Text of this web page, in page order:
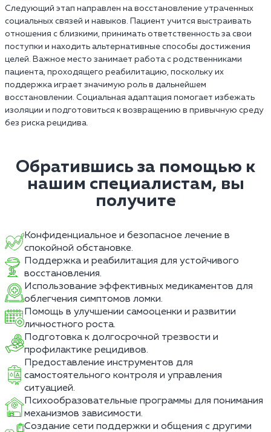
Следующий этап направлен на восстановление утраченных
социальных связей и навыков. Пациент учится выстраивать
отношения с близкими, принимать ответственность за свои
поступки и находить альтернативные способы достижения
целей. Важное место занимает работа с родственниками
пациента, проходящего реабилитацию, поскольку их
поддержка играет значимую роль в дальнейшем
восстановлении. Социальная адаптация помогает избежать
изоляции и подготовиться к возвращению в привычную среду
без риска рецидива.
Обратившись за помощью к
нашим специалистам, вы
получите
Конфиденциальное и безопасное лечение в
спокойной обстановке.
Поддержка и реабилитация для устойчивого
восстановления.
Использование эффективных медикаментов для
облегчения симптомов ломки.
Помощь в улучшении самооценки и развитии
личностного роста.
Подготовка к долгосрочной трезвости и
профилактике рецидивов.
Предоставление инструментов для
самостоятельного контроля и управления
ситуацией.
Психообразовательные программы для понимания
механизмов зависимости.
Создание сети поддержки и общения с другими